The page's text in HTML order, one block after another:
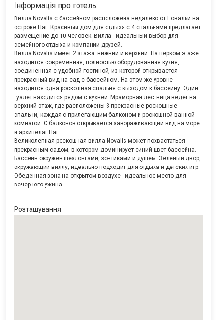
Інформація про готель:
Вилла Novalis с бассейном расположена недалеко от Новальи на
острове Паг. Красивый дом для отдыха с 4 спальнями предлагает
размещение до 10 человек. Вилла - идеальный выбор для
семейного отдыха и компании друзей.
Вилла Novalis имеет 2 этажа: нижний и верхний. На первом этаже
находится современная, полностью оборудованная кухня,
соединенная с удобной гостиной, из которой открывается
прекрасный вид на сад с бассейном. На этом же уровне
находится одна роскошная спальня с выходом к бассейну. Один
туалет находится рядом с кухней. Мраморная лестница ведет на
верхний этаж, где расположены 3 прекрасные роскошные
спальни, каждая с прилегающим балконом и роскошной ванной
комнатой. С балконов открывается завораживающий вид на море
и архипелаг Паг.
Великолепная роскошная вилла Novalis может похвастаться
прекрасным садом, в котором доминирует синий цвет бассейна.
Бассейн окружен шезлонгами, зонтиками и душем. Зеленый двор,
окружающий виллу, идеально подходит для отдыха и детских игр.
Обеденная зона на открытом воздухе - идеальное место для
вечернего ужина.
Розташування